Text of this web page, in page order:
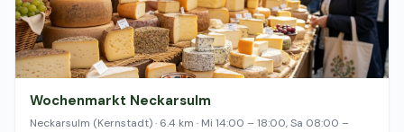
Wochenmarkt Neckarsulm
Neckarsulm (Kernstadt) · 6.4 km · Mi 14:00 – 18:00, Sa 08:00 –